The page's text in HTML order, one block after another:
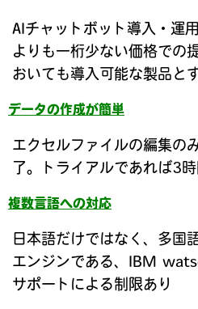
AIチャットボット導入・運
よりも一桁少ない価格での
おいても導入可能な製品と
データの作成が簡単
エクセルファイルの編集の
了。トライアルであれば3
複数言語への対応
日本語だけではなく、多国
エンジンである、IBM
サポートによる制限あり